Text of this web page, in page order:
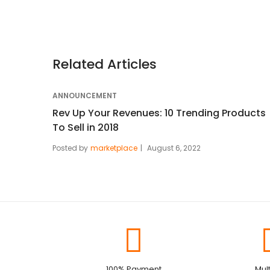
Related Articles
ANNOUNCEMENT
Rev Up Your Revenues: 10 Trending Products
To Sell in 2018
Posted by marketplace August 6, 2022